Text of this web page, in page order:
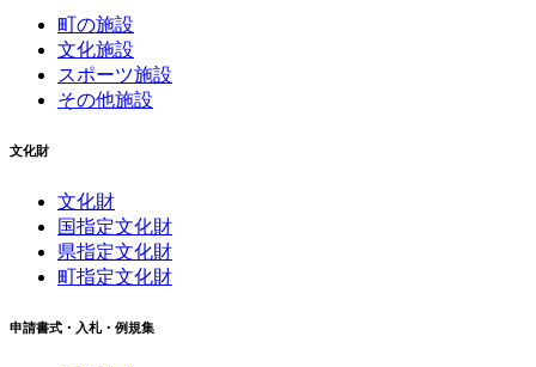
町の施設
文化施設
スポーツ施設
その他施設
文化財
文化財
国指定文化財
県指定文化財
町指定文化財
申請書式・入札・例規集